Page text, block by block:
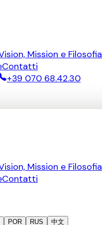
Mission e Filosofia
Contatti
+39 070 68.42.30
Mission e Filosofia
Contatti
POR RUS 中文